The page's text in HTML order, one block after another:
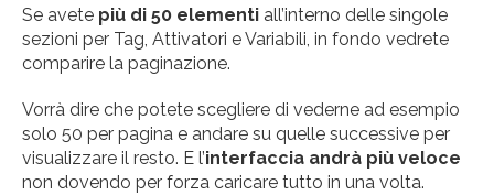
Se avete più di 50 elementi all’interno delle singole
sezioni per Tag, Attivatori e Variabili, in fondo vedrete
comparire la paginazione.
Vorrà dire che potete scegliere di vederne ad esempio
solo 50 per pagina e andare su quelle successive per
visualizzare il resto. E l’interfaccia andrà più veloce
non dovendo per forza caricare tutto in una volta.